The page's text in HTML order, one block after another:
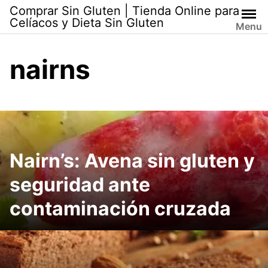
Skip
content
Comprar Sin Gluten | Tienda Online para
Celíacos y Dieta Sin Gluten
Menu
nairns
Nairn’s: Avena sin gluten y
seguridad ante
contaminación cruzada